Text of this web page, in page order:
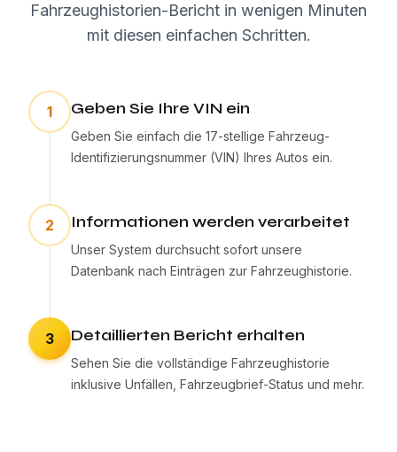
Fahrzeughistorien-Bericht in wenigen Minuten
mit diesen einfachen Schritten.
1 Geben Sie Ihre VIN ein
Geben Sie einfach die 17-stellige Fahrzeug-
Identifizierungsnummer (VIN) Ihres Autos ein.
2 Informationen werden verarbeitet
Unser System durchsucht sofort unsere
Datenbank nach Einträgen zur Fahrzeughistorie.
3 Detaillierten Bericht erhalten
Sehen Sie die vollständige Fahrzeughistorie
inklusive Unfällen, Fahrzeugbrief-Status und mehr.